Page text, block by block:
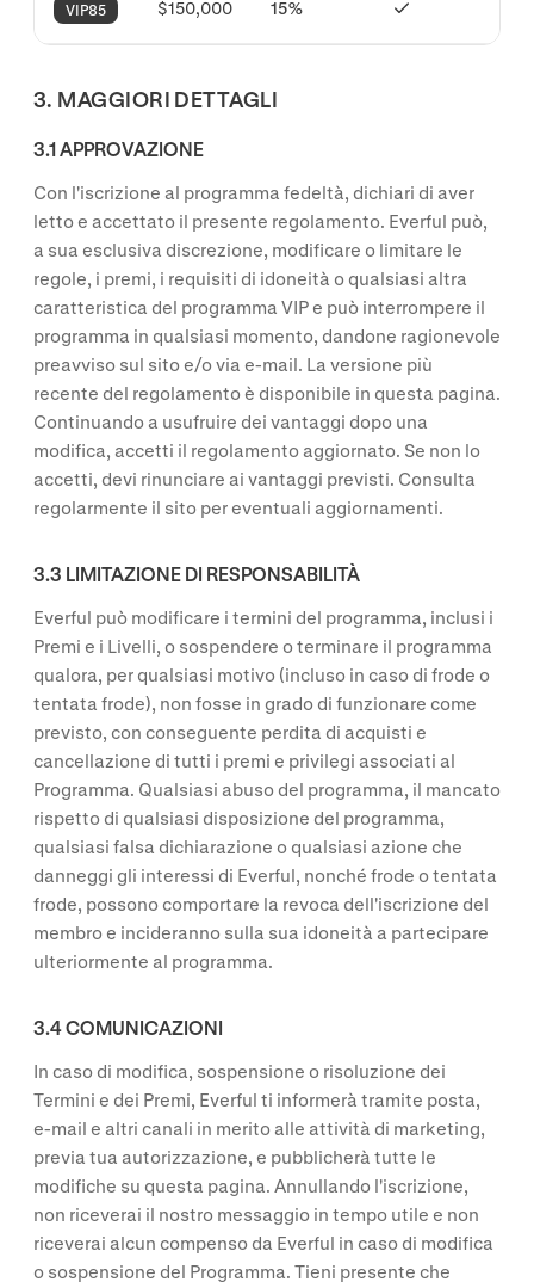
VIP85 $150,000 15%
3. MAGGIORI DETTAGLI
3.1 APPROVAZIONE
Con l'iscrizione al programma fedeltà, dichiari di aver
letto e accettato il presente regolamento. Everful può,
a sua esclusiva discrezione, modificare o limitare le
regole, i premi, i requisiti di idoneità o qualsiasi altra
caratteristica del programma VIP e può interrompere il
programma in qualsiasi momento, dandone ragionevole
preavviso sul sito e/o via e-mail. La versione più
recente del regolamento è disponibile in questa pagina.
Continuando a usufruire dei vantaggi dopo una
modifica, accetti il regolamento aggiornato. Se non lo
accetti, devi rinunciare ai vantaggi previsti. Consulta
regolarmente il sito per eventuali aggiornamenti.
3.3 LIMITAZIONE DI RESPONSABILITÀ
Everful può modificare i termini del programma, inclusi i
Premi e i Livelli, o sospendere o terminare il programma
qualora, per qualsiasi motivo (incluso in caso di frode o
tentata frode), non fosse in grado di funzionare come
previsto, con conseguente perdita di acquisti e
cancellazione di tutti i premi e privilegi associati al
Programma. Qualsiasi abuso del programma, il mancato
rispetto di qualsiasi disposizione del programma,
qualsiasi falsa dichiarazione o qualsiasi azione che
danneggi gli interessi di Everful, nonché frode o tentata
frode, possono comportare la revoca dell'iscrizione del
membro e incideranno sulla sua idoneità a partecipare
ulteriormente al programma.
3.4 COMUNICAZIONI
In caso di modifica, sospensione o risoluzione dei
Termini e dei Premi, Everful ti informerà tramite posta,
e-mail e altri canali in merito alle attività di marketing,
previa tua autorizzazione, e pubblicherà tutte le
modifiche su questa pagina. Annullando l'iscrizione,
non riceverai il nostro messaggio in tempo utile e non
riceverai alcun compenso da Everful in caso di modifica
o sospensione del Programma. Tieni presente che